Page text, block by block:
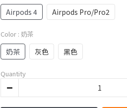
Airpods 4 Airpods Pro/Pro2
Color : 奶茶
奶茶 灰色 黑色
Quantity